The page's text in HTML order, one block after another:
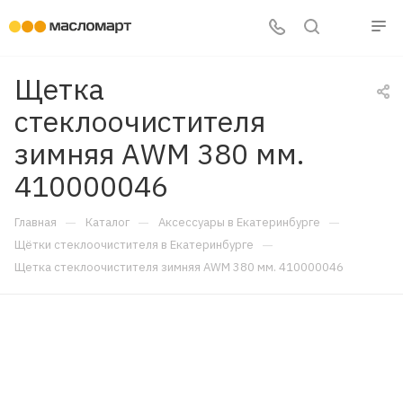
Щетка
стеклоочистителя
зимняя AWM 380 мм.
410000046
Главная — Каталог — Аксессуары в Екатеринбурге —
Щётки стеклоочистителя в Екатеринбурге —
Щетка стеклоочистителя зимняя AWM 380 мм. 410000046